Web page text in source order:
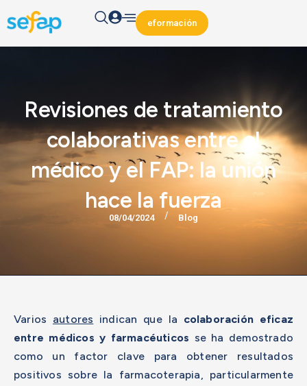
eformación
Revisiones de tratamiento
colaborativas entre el
médico y el FAP: la unión
hace la fuerza
08/04/2024 / Blog
Varios autores indican que la colaboración eficaz
entre médicos y farmacéuticos se ha demostrado
como un factor clave para obtener resultados
positivos sobre la farmacoterapia, particularmente